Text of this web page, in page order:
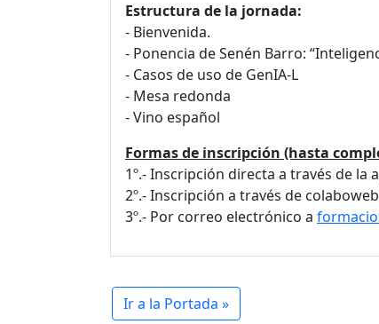
Estructura de la jornada:
- Bienvenida.
- Ponencia de Senén Barro:
- Casos de uso de GenIA-L
- Mesa redonda
- Vino español
Formas de inscripción (hasta
1º.- Inscripción directa a través de la
2º.- Inscripción a través de
3º.- Por correo electrónico a
Ir a la Portada »